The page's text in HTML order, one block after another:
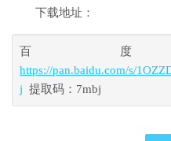
下载地址：
百
https://pan.baidu.com/s/
j 提取码：7mbj